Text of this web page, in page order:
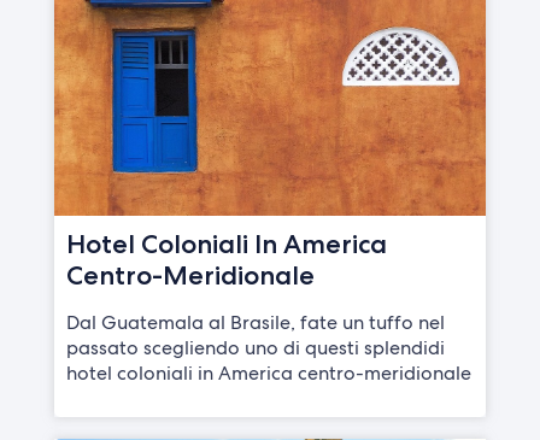
Hotel Coloniali In America
Centro-Meridionale
Dal Guatemala al Brasile, fate un tuffo nel
passato scegliendo uno di questi splendidi
hotel coloniali in America centro-meridionale